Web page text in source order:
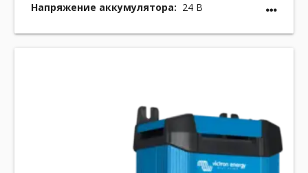
Напряжение аккумулятора: 24 В